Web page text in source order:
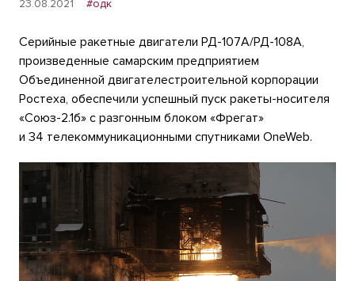
23.08.2021 #одк
Серийные ракетные двигатели РД-107А/РД-108А,
произведенные самарским предприятием
Объединенной двигателестроительной корпорации
Ростеха, обеспечили успешный пуск ракеты-носителя
«Союз-2.1б» с разгонным блоком «Фрегат»
и 34 телекоммуникационными спутниками OneWeb.